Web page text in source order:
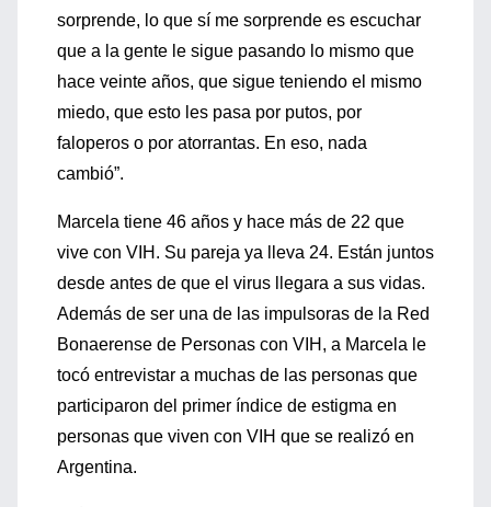
sorprende, lo que sí me sorprende es escuchar
que a la gente le sigue pasando lo mismo que
hace veinte años, que sigue teniendo el mismo
miedo, que esto les pasa por putos, por
faloperos o por atorrantas. En eso, nada
cambió”.
Marcela tiene 46 años y hace más de 22 que
vive con VIH. Su pareja ya lleva 24. Están juntos
desde antes de que el virus llegara a sus vidas.
Además de ser una de las impulsoras de la Red
Bonaerense de Personas con VIH, a Marcela le
tocó entrevistar a muchas de las personas que
participaron del primer índice de estigma en
personas que viven con VIH que se realizó en
Argentina.